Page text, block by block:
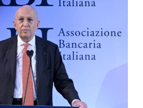
informazioni su
pubbliche e su pronunce di
emesse nell’esercizio
In questo numero
è dedicato, in particolare: alla
della UE sugli obblighi
AML Package), tra cui il
e la Direttiva AML;
alla nuova Autorità europea che